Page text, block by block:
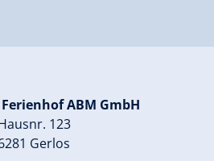
ABM GmbH
123
Gerlos